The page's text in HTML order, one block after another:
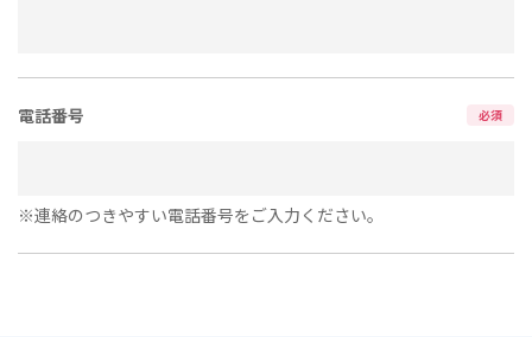
電話番号 必須
※連絡のつきやすい電話番号をご入力ください。